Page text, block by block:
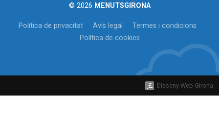
© 2026 MENUTSGIRONA
Política de privacitat Avís legal
Termes i condicions
Política de cookies
Disseny Web Girona